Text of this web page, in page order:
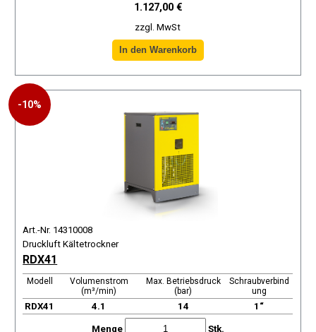
1.127,00 €
zzgl. MwSt
-10%
Art.-Nr. 14310008
Druckluft Kältetrockner
RDX41
Modell
Volumenstrom
(m³/min)
Max. Betriebsdruck
(bar)
Schraubverbind
ung
RDX41 4.1 14 1“
Menge Stk.